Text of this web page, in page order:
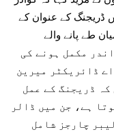
ڈریجنگ کے عنوان کے
طے پانے والے
منصوبے کے 12 ماہ کے اندر مکمل ہونے کی
ڈائریکٹر میرین
ڈریجنگ کے عمل
ہے، جن میں ڈالر
چارجز شامل